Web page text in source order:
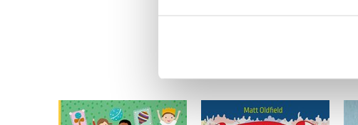
Neuvěřitelný fotbal: